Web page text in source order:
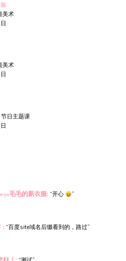
美术
美术
日主题课
毛毛的新衣服: “开心 ”
: “百度site域名后缀看到的，路过”